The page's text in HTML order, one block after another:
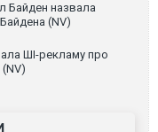
Байден назвала
(NV)
ШІ-рекламу про